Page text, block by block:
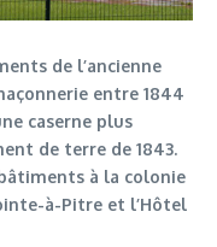
de l’ancienne
entre 1844
caserne plus
de terre de 1843.
bâtiments à la colonie
à-Pitre et l’Hôtel